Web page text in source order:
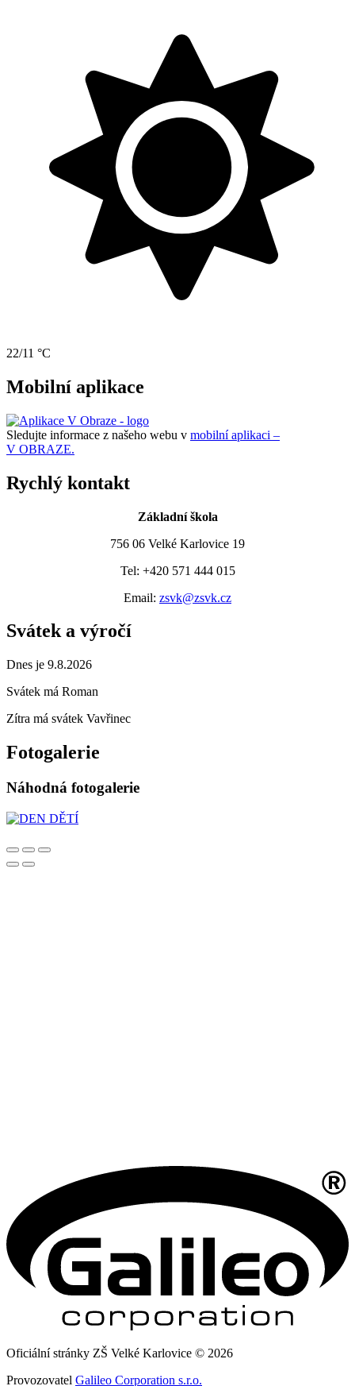
22/11 °C
Mobilní aplikace
Sledujte informace z našeho webu v mobilní aplikaci –
V OBRAZE.
Rychlý kontakt
Základní škola
756 06 Velké Karlovice 19
Tel: +420 571 444 015
Email: zsvk@zsvk.cz
Svátek a výročí
Dnes je 9.8.2026
Svátek má Roman
Zítra má svátek Vavřinec
Fotogalerie
Náhodná fotogalerie
Oficiální stránky ZŠ Velké Karlovice © 2026
Provozovatel Galileo Corporation s.r.o.